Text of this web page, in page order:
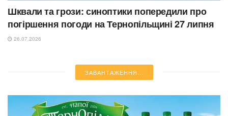
Шквали та грози: синоптики попередили про
погіршення погоди на Тернопільщині 27 липня
26.07.2026